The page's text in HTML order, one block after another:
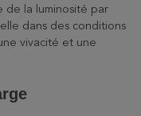
de la luminosité par
dans des conditions
vivacité et une